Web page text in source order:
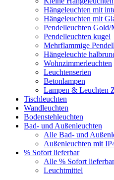
Hängeleuchten mit
Hängeleuchten mit
Pendelleuchten Gold/
Pendelleuchten kugel
Mehrflammige
Hängeleuchte
Wohnzimmerleuchten
Leuchtenserien
Betonlampen
Lampen & Leuchten
Tischleuchten
Wandleuchten
Bodenstehleuchten
Bad- und Außenleuchten
Alle Bad- und
Außenleuchten mit
% Sofort lieferbar
Alle % Sofort lieferbar
Leuchtmittel